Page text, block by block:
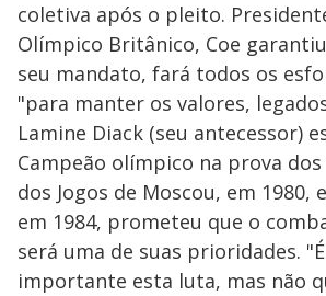
coletiva após o pleito.
Olímpico Britânico, Coe
seu mandato, fará todos os
"para manter os valores,
Lamine Diack (seu antecessor)
Campeão olímpico na prova
dos Jogos de Moscou, em 1980,
em 1984, prometeu que o
será uma de suas prioridades.
importante esta luta, mas não